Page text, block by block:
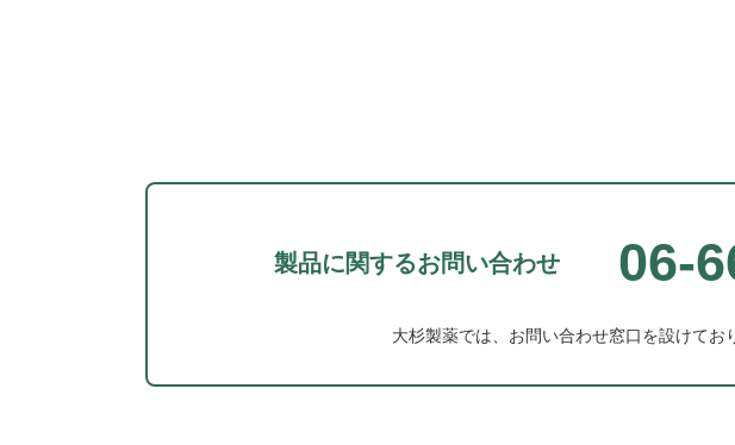
製品に関するお問い合わせ 06-
大杉製薬では、お問い合わせ窓口を設けてお